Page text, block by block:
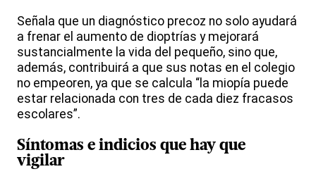
Señala que un diagnóstico precoz no solo ayudará
a frenar el aumento de dioptrías y mejorará
sustancialmente la vida del pequeño, sino que,
además, contribuirá a que sus notas en el colegio
no empeoren, ya que se calcula “la miopía puede
estar relacionada con tres de cada diez fracasos
escolares”.
Síntomas e indicios que hay que
vigilar